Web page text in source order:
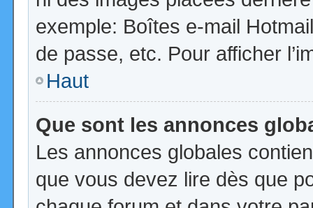
exemple: Boîtes e-mail
de passe, etc. Pour afficher
Haut
Que sont les annonces
Les annonces globales
que vous devez lire dès que